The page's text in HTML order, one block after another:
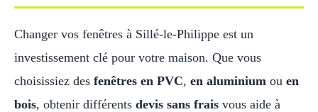
Changer vos fenêtres à Sillé-le-Philippe est un
investissement clé pour votre maison. Que vous
choisissiez des fenêtres en PVC, en aluminium ou en
bois, obtenir différents devis sans frais vous aide à